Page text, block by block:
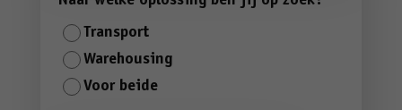
Transport
Warehousing
Voor beide